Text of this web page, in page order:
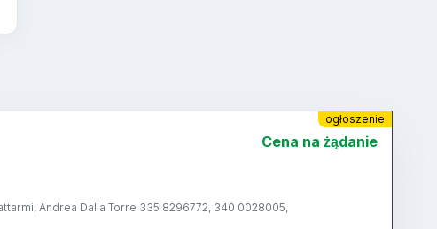
ogłoszenie
Cena na żądanie
Andrea Dalla Torre 335 8296772, 340 0028005,